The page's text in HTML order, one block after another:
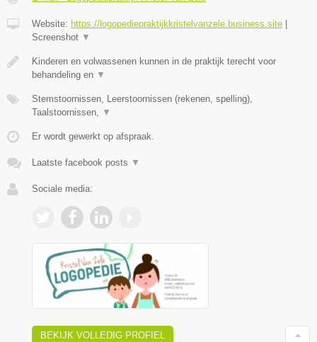
Website: https://logopediepraktijkkristelvanzele.business.site
Screenshot ▼
Kinderen en volwassenen kunnen in de praktijk terecht voor
behandeling en ▼
Stemstoornissen, Leerstoornissen (rekenen, spelling),
Taalstoornissen, ▼
Er wordt gewerkt op afspraak.
Laatste facebook posts ▼
Sociale media:
BEKIJK VOLLEDIG PROFIEL